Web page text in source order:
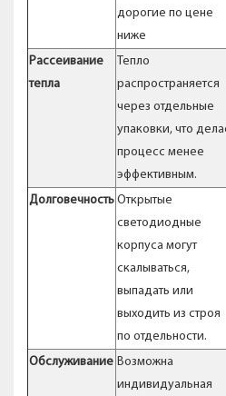
дорогие по цене
ниже
Рассеивание
тепла
Тепло
распространяется
через отдельные
упаковки, что
процесс менее
эффективным.
Долговечность Открытые
светодиодные
корпуса могут
скалываться,
выпадать или
выходить из строя
по отдельности.
Обслуживание Возможна
индивидуальная